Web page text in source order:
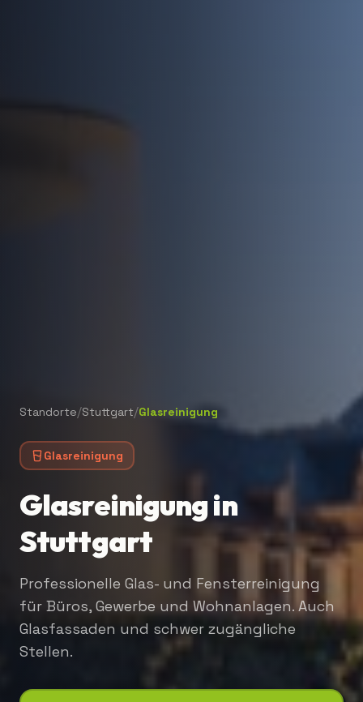
Standorte/Stuttgart/Glasreinigung
Glasreinigung
Glasreinigung in
Stuttgart
Professionelle Glas- und Fensterreinigung
für Büros, Gewerbe und Wohnanlagen. Auch
Glasfassaden und schwer zugängliche
Stellen.